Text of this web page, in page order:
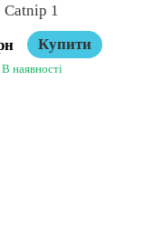
Catnip 1
Купити
В наявності